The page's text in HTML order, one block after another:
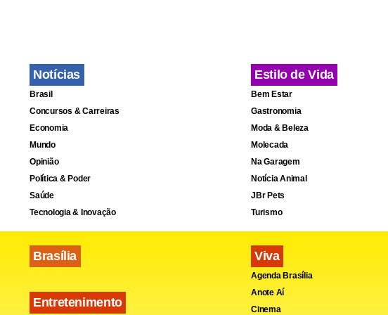
Notícias
Brasil
Concursos & Carreiras
Economia
Mundo
Opinião
Política & Poder
Saúde
Tecnologia & Inovação
Brasília
Entretenimento
Estilo de Vida
Bem Estar
Gastronomia
Moda & Beleza
Molecada
Na Garagem
Notícia Animal
JBr Pets
Turismo
Viva
Agenda Brasília
Anote Aí
Cinema